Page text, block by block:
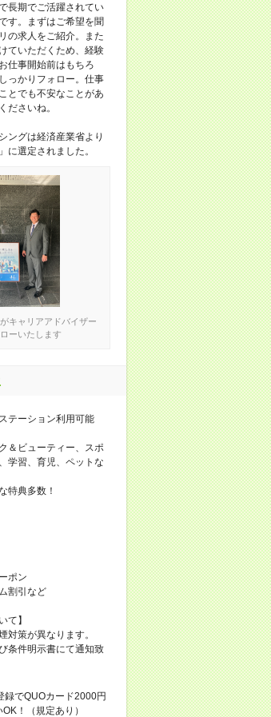
長期でご活躍されてい
す。まずはご希望を聞
の求人をご紹介。また
ていただくため、経験
仕事開始前はもちろ
っかりフォロー。仕事
とでも不安なことがあ
ださいね。
ングは経済産業省より
に選定されました。
キャリアアドバイザー
ーいたします
テーション利用可能
＆ビューティー、スポ
学習、育児、ペットな
特典多数！
ポン
割引など
て】
対策が異なります。
条件明示書にて通知致
録でQUOカード2000円
！（規定あり）